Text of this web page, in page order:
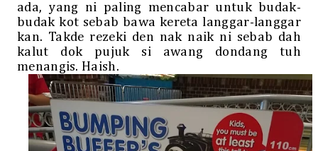
ada, yang ni paling mencabar untuk budak-
budak kot sebab bawa kereta langgar-langgar
kan. Takde rezeki den nak naik ni sebab dah
kalut dok pujuk si awang dondang tuh
menangis. Haish.